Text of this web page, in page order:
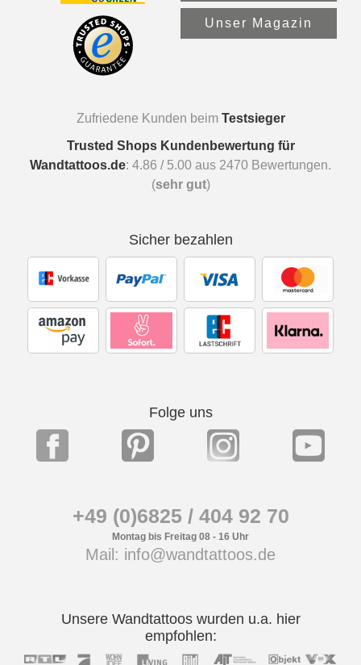
Unser Magazin
Zufriedene Kunden beim Testsieger
Trusted Shops Kundenbewertung für
Wandtattoos.de: 4.86 / 5.00 aus 2470 Bewertungen.
(sehr gut)
Sicher bezahlen
Folge uns
+49 (0)6825 / 404 92 70
Montag bis Freitag 08 - 16 Uhr
Mail: info@wandtattoos.de
Unsere Wandtattoos wurden u.a. hier
empfohlen: